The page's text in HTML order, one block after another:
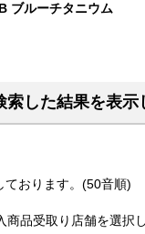
ブルーチタニウム
索した結果を表示
ております。(50音順)
品受取り店舗を選択